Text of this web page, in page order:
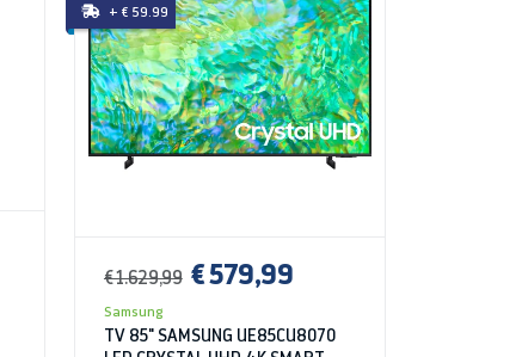
+ € 59.99
€ 1.629,99 € 579,99
Samsung
TV 85" SAMSUNG UE85CU8070